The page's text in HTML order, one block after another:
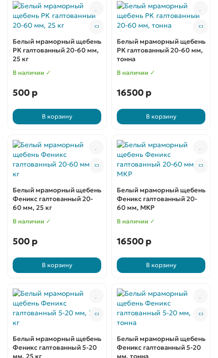
Белый мраморный щебень
РК галтованный 20-60 мм,
25 кг
В наличии ✓
500 р
В корзину
Белый мраморный щебень
РК галтованный 20-60 мм,
тонна
В наличии ✓
16500 р
В корзину
Белый мраморный щебень
Феникс галтованный 20-
60 мм, 25 кг
В наличии ✓
500 р
В корзину
Белый мраморный щебень
Феникс галтованный 20-
60 мм, МКР
В наличии ✓
16500 р
В корзину
Белый мраморный щебень
Феникс галтованный 5-20
мм, 25 кг
Белый мраморный щебень
Феникс галтованный 5-20
мм, тонна